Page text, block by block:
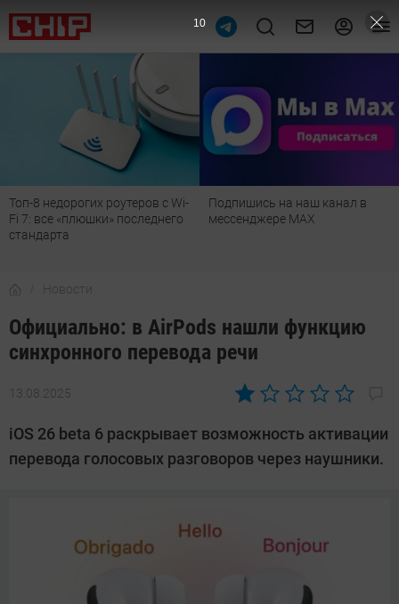
Топ-8 недорогих роутеров с Wi-
Fi 7: все «плюшки» последнего
стандарта
Подпишись на наш канал в
мессенджере МАХ
Новости
Официально: в AirPods нашли функцию
синхронного перевода речи
13.08.2025
Автор:
Довлатова
iOS 26 beta 6 раскрывает возможность активации
перевода голосовых разговоров через наушники.
9